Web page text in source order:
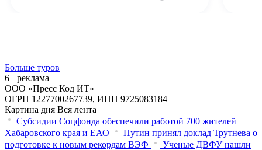
Больше туров
6+ реклама
ООО «Пресс Код ИТ»
ОГРН 1227700267739, ИНН 9725083184
Картина дня Вся лента
Субсидии Соцфонда обеспечили работой 700 жителей
Хабаровского края и ЕАО
Путин принял доклад Трутнева о
подготовке к новым рекордам ВЭФ
Ученые ДВФУ нашли